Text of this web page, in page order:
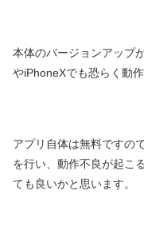
本体のバージョンアップ
やiPhoneXでも恐らく動
アプリ自体は無料ですの
を行い、動作不良が起こ
ても良いかと思います。